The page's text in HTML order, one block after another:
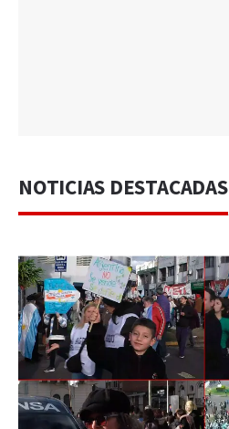
NOTICIAS DESTACADAS